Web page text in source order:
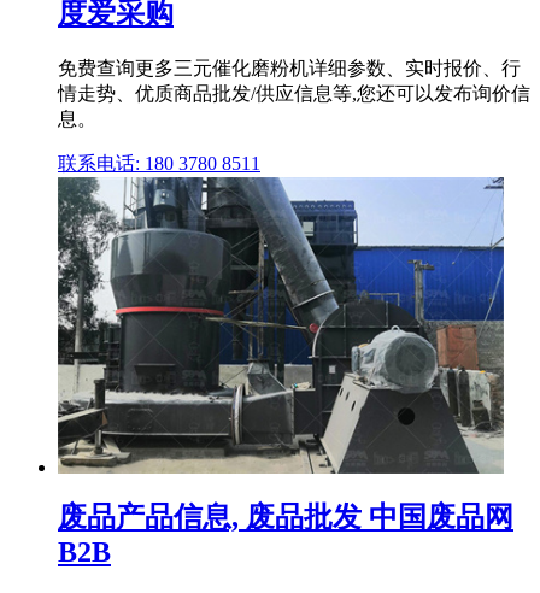
度爱采购
免费查询更多三元催化磨粉机详细参数、实时报价、行
情走势、优质商品批发/供应信息等,您还可以发布询价信
息。
联系电话: 180 3780 8511
废品产品信息, 废品批发 中国废品网
B2B